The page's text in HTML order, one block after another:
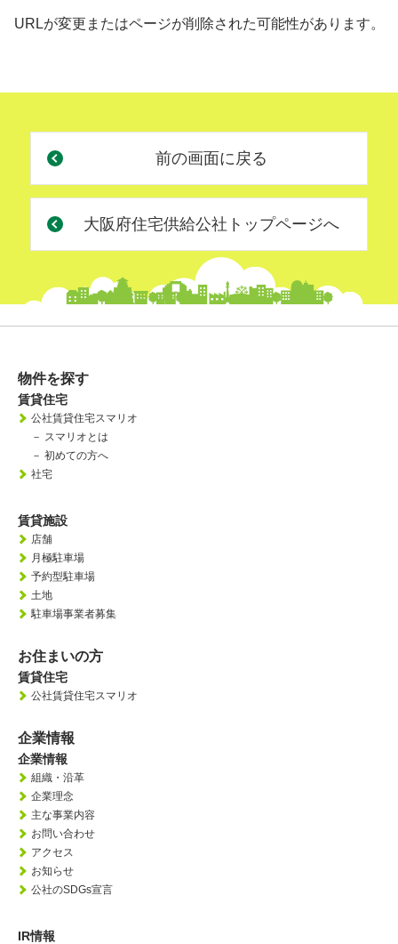
URLが変更またはページが削除された可能性があります。
前の画面に戻る
大阪府住宅供給公社トップページへ
物件を探す
賃貸住宅
公社賃貸住宅スマリオ
－ スマリオとは
－ 初めての方へ
社宅
賃貸施設
店舗
月極駐車場
予約型駐車場
土地
駐車場事業者募集
お住まいの方
賃貸住宅
公社賃貸住宅スマリオ
企業情報
企業情報
組織・沿革
企業理念
主な事業内容
お問い合わせ
アクセス
お知らせ
公社のSDGs宣言
IR情報